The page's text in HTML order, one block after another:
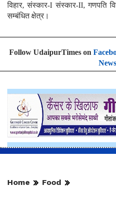
विहार, संस्कार-I संस्कार-II, गणपति
सम्बंधित क्षेत्र।
Follow UdaipurTimes on
News
Home Food